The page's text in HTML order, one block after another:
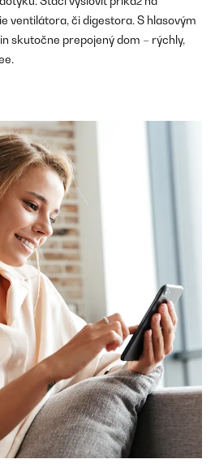
ventilátora, či digestora. S hlasovým
skutočne prepojený dom – rýchly,